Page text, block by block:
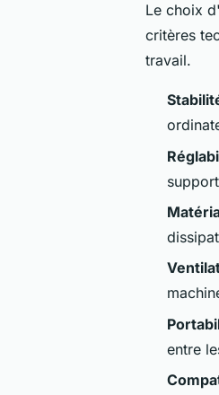
Le choix
critères
travail.
entre